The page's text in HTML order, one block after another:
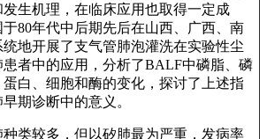
发生机理，在临床应用也取得一定成
80年代中后期先后在山西、广西、南
地开展了支气管肺泡灌洗在实验性尘
患者中的应用，分析了BALF中磷脂、磷
蛋白、细胞和酶的变化，探讨了上述指
期诊断中的意义。
种类较多，但以矽肺最为严重，发病率